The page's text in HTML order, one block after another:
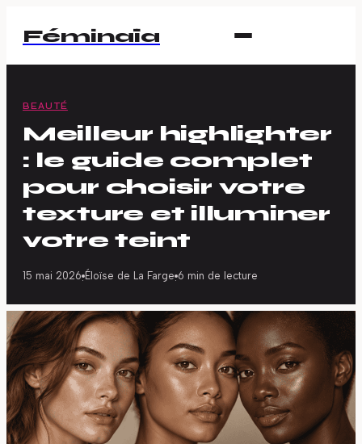
Féminaïa
BEAUTÉ
Meilleur highlighter
: le guide complet
pour choisir votre
texture et illuminer
votre teint
15 mai 2026· Éloïse de La Farge·6 min de lecture